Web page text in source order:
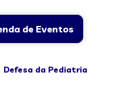
de Eventos
Defesa da Pediatria